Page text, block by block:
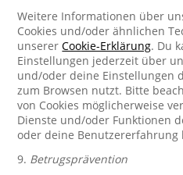
Weitere Informationen über
Cookies und/oder ähnlichen
unsererCookie-Erklärung. Du
Einstellungen jederzeit über
und/oder deine Einstellungen
zum Browsen nutzt. Bitte
von Cookies möglicherweise
Dienste und/oder Funktionen
oder deine Benutzererfahrung
9. Betrugsprävention